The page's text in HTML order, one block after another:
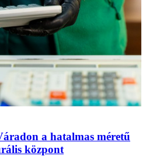
a hatalmas méretű
központ